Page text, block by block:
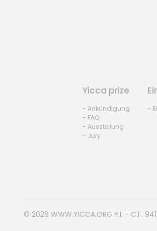
Yicca prize
- Ankündigung
- FAQ
- Ausstellung
- Jury
-
© 2026 WWW.YICCA.ORG P.I. - C.F.